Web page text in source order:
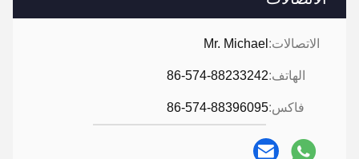
الاتصالات: Mr. Michael
الهاتف:86-574-88233242
فاكس:86-574-88396095